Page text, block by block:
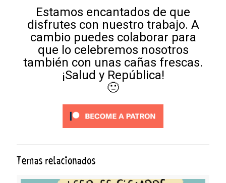
Estamos encantados de que
disfrutes con nuestro trabajo. A
cambio puedes colaborar para
que lo celebremos nosotros
también con unas cañas frescas.
¡Salud y República!
🙂
Temas relacionados